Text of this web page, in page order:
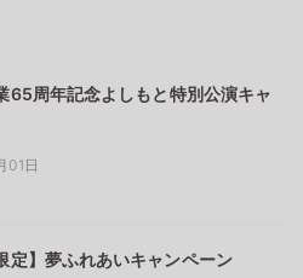
65周年記念よしもと特別公演キャ
01日
定】夢ふれあいキャンペーン